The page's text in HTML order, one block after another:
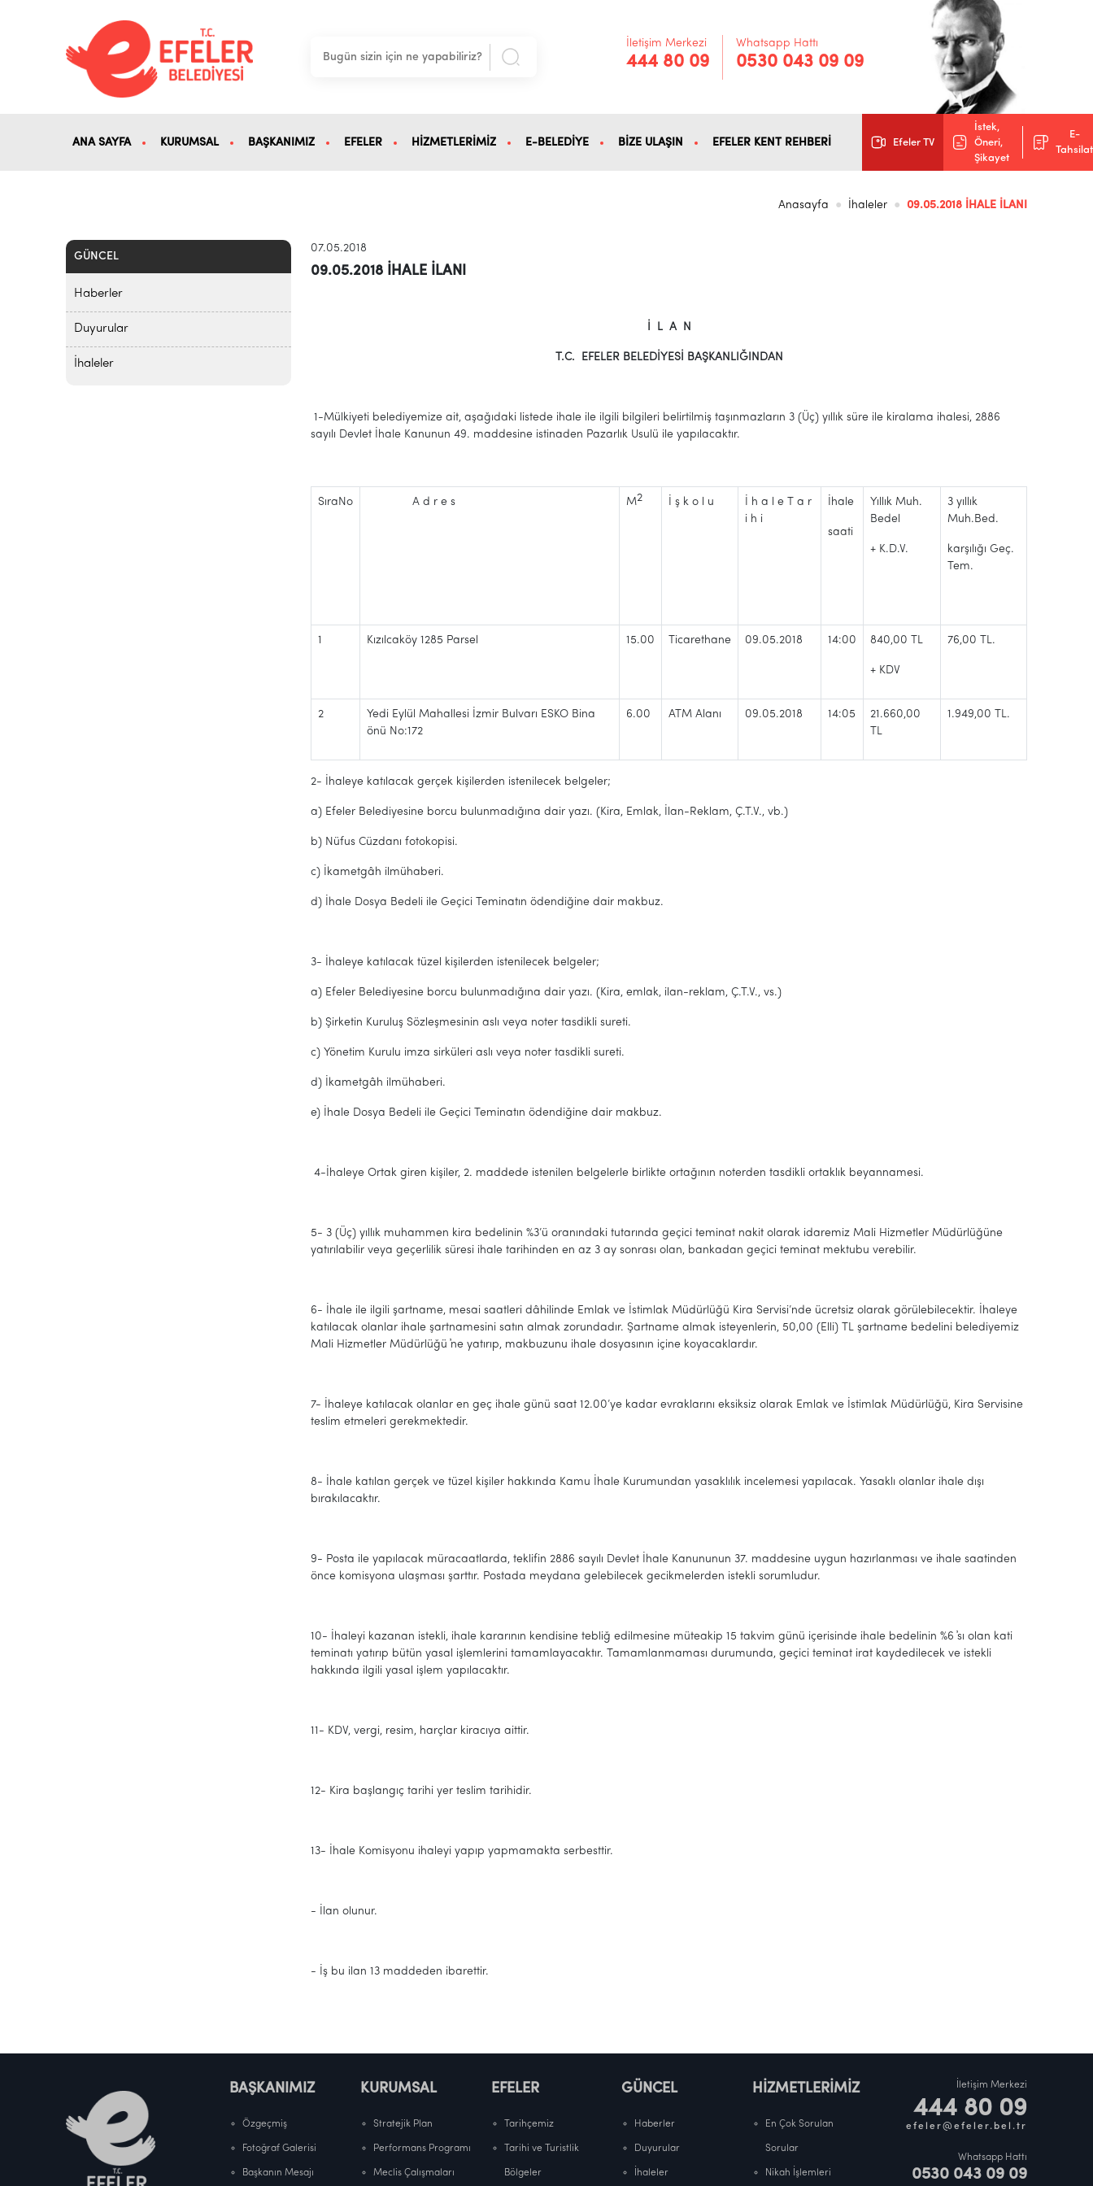
İletişim Merkezi
444 80 09
Whatsapp Hattı
0530 043 09 09
ANA SAYFA KURUMSAL BAŞKANIMIZ EFELER HİZMETLERİMİZ E-BELEDİYE BİZE ULAŞIN EFELER KENT REHBERİ Efeler TV
İstek,
Öneri,
Şikayet
E-
Tahsilat
Anasayfa İhaleler 09.05.2018 İHALE İLANI
GÜNCEL
Haberler
Duyurular
İhaleler
07.05.2018
09.05.2018 İHALE İLANI
İ L A N
T.C. EFELER BELEDİYESİ BAŞKANLIĞINDAN
1-Mülkiyeti belediyemize ait, aşağıdaki listede ihale ile ilgili bilgileri belirtilmiş taşınmazların 3 (Üç) yıllık süre ile kiralama ihalesi, 2886
sayılı Devlet İhale Kanunun 49. maddesine istinaden Pazarlık Usulü ile yapılacaktır.
SıraNo A d r e s M2 İ ş k o l u
İ h a l e T a r
i h i
İhale
saati
Yıllık Muh.
Bedel
+ K.D.V.
3 yıllık
Muh.Bed.
karşılığı Geç.
Tem.
1 Kızılcaköy 1285 Parsel 15.00 Ticarethane 09.05.2018 14:00 840,00 TL
+ KDV
76,00 TL.
2
Yedi Eylül Mahallesi İzmir Bulvarı ESKO Bina
önü No:172
6.00 ATM Alanı 09.05.2018 14:05
21.660,00
TL
1.949,00 TL.
2- İhaleye katılacak gerçek kişilerden istenilecek belgeler;
a) Efeler Belediyesine borcu bulunmadığına dair yazı. (Kira, Emlak, İlan-Reklam, Ç.T.V., vb.)
b) Nüfus Cüzdanı fotokopisi.
c) İkametgâh ilmühaberi.
d) İhale Dosya Bedeli ile Geçici Teminatın ödendiğine dair makbuz.
3- İhaleye katılacak tüzel kişilerden istenilecek belgeler;
a) Efeler Belediyesine borcu bulunmadığına dair yazı. (Kira, emlak, ilan-reklam, Ç.T.V., vs.)
b) Şirketin Kuruluş Sözleşmesinin aslı veya noter tasdikli sureti.
c) Yönetim Kurulu imza sirküleri aslı veya noter tasdikli sureti.
d) İkametgâh ilmühaberi.
e) İhale Dosya Bedeli ile Geçici Teminatın ödendiğine dair makbuz.
4-İhaleye Ortak giren kişiler, 2. maddede istenilen belgelerle birlikte ortağının noterden tasdikli ortaklık beyannamesi.
5- 3 (Üç) yıllık muhammen kira bedelinin %3’ü oranındaki tutarında geçici teminat nakit olarak idaremiz Mali Hizmetler Müdürlüğüne
yatırılabilir veya geçerlilik süresi ihale tarihinden en az 3 ay sonrası olan, bankadan geçici teminat mektubu verebilir.
6- İhale ile ilgili şartname, mesai saatleri dâhilinde Emlak ve İstimlak Müdürlüğü Kira Servisi’nde ücretsiz olarak görülebilecektir. İhaleye
katılacak olanlar ihale şartnamesini satın almak zorundadır. Şartname almak isteyenlerin, 50,00 (Elli) TL şartname bedelini belediyemiz
Mali Hizmetler Müdürlüğü ҆ne yatırıp, makbuzunu ihale dosyasının içine koyacaklardır.
7- İhaleye katılacak olanlar en geç ihale günü saat 12.00’ye kadar evraklarını eksiksiz olarak Emlak ve İstimlak Müdürlüğü, Kira Servisine
teslim etmeleri gerekmektedir.
8- İhale katılan gerçek ve tüzel kişiler hakkında Kamu İhale Kurumundan yasaklılık incelemesi yapılacak. Yasaklı olanlar ihale dışı
bırakılacaktır.
9- Posta ile yapılacak müracaatlarda, teklifin 2886 sayılı Devlet İhale Kanununun 37. maddesine uygun hazırlanması ve ihale saatinden
önce komisyona ulaşması şarttır. Postada meydana gelebilecek gecikmelerden istekli sorumludur.
10- İhaleyi kazanan istekli, ihale kararının kendisine tebliğ edilmesine müteakip 15 takvim günü içerisinde ihale bedelinin %6 ҆sı olan kati
teminatı yatırıp bütün yasal işlemlerini tamamlayacaktır. Tamamlanmaması durumunda, geçici teminat irat kaydedilecek ve istekli
hakkında ilgili yasal işlem yapılacaktır.
11- KDV, vergi, resim, harçlar kiracıya aittir.
12- Kira başlangıç tarihi yer teslim tarihidir.
13- İhale Komisyonu ihaleyi yapıp yapmamakta serbesttir.
- İlan olunur.
- İş bu ilan 13 maddeden ibarettir.
BAŞKANIMIZ
Özgeçmiş
Fotoğraf Galerisi
Başkanın Mesajı
KURUMSAL
Stratejik Plan
Performans Programı
Meclis Çalışmaları
EFELER
Tarihçemiz
Tarihi ve Turistlik
Bölgeler
GÜNCEL
Haberler
Duyurular
İhaleler
HİZMETLERİMİZ
En Çok Sorulan
Sorular
Nikah İşlemleri
İletişim Merkezi
444 80 09
efeler@efeler.bel.tr
Whatsapp Hattı
0530 043 09 09